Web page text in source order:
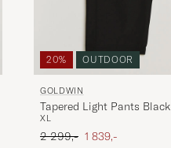
20% OUTDOOR
GOLDWIN
Tapered Light Pants Black
XL
Ordinær pris
2 299,- Nedsatt pris
1 839,-